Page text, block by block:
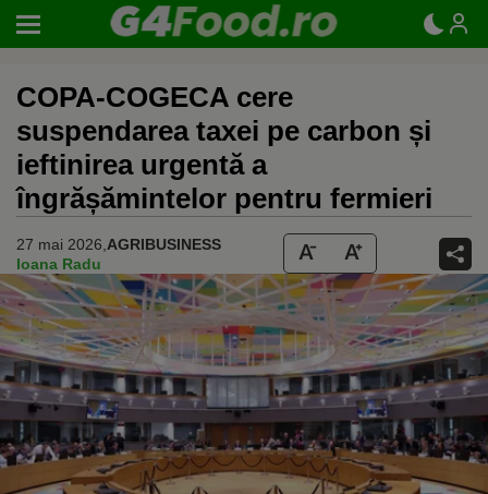
COPA-COGECA cere
suspendarea taxei pe carbon și
ieftinirea urgentă a
îngrășămintelor pentru fermieri
27 mai 2026, AGRIBUSINESS
Ioana Radu